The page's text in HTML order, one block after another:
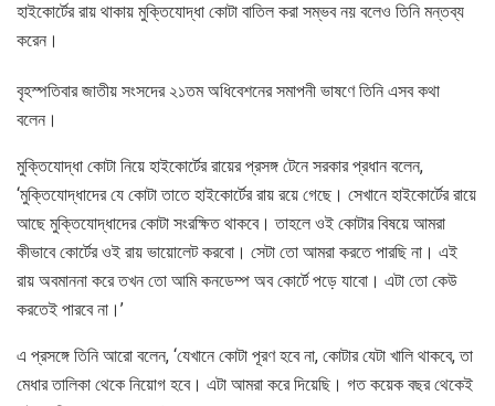
হাইকোর্টের রায় থাকায় মুক্তিযোদ্ধা কোটা বাতিল করা সম্ভব নয় বলেও তিনি মন্তব্য
করেন।
বৃহস্পতিবার জাতীয় সংসদের ২১তম অধিবেশনের সমাপনী ভাষণে তিনি এসব কথা
বলেন।
মুক্তিযোদ্ধা কোটা নিয়ে হাইকোর্টের রায়ের প্রসঙ্গ টেনে সরকার প্রধান বলেন,
‘মুক্তিযোদ্ধাদের যে কোটা তাতে হাইকোর্টের রায় রয়ে গেছে। সেখানে হাইকোর্টের রায়ে
আছে মুক্তিযোদ্ধাদের কোটা সংরক্ষিত থাকবে। তাহলে ওই কোটার বিষয়ে আমরা
কীভাবে কোর্টের ওই রায় ভায়োলেট করবো। সেটা তো আমরা করতে পারছি না। এই
রায় অবমাননা করে তখন তো আমি কনডেম্প অব কোর্টে পড়ে যাবো। এটা তো কেউ
করতেই পারবে না।’
এ প্রসঙ্গে তিনি আরো বলেন, ‘যেখানে কোটা পূরণ হবে না, কোটার যেটা খালি থাকবে, তা
মেধার তালিকা থেকে নিয়োগ হবে। এটা আমরা করে দিয়েছি। গত কয়েক বছর থেকেই